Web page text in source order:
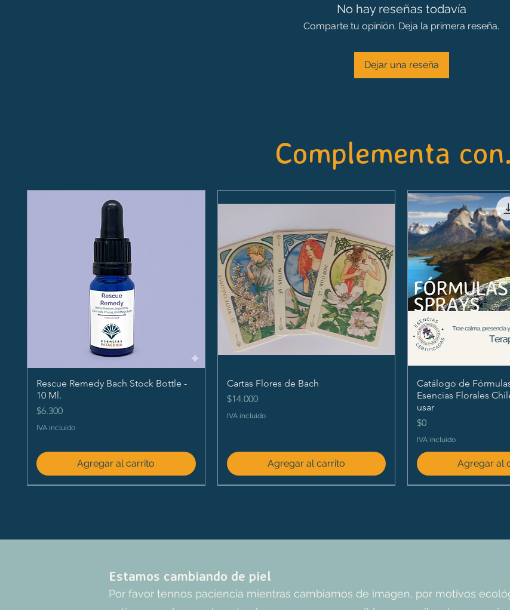
No hay reseñas todavía
Comparte tu opinión. Deja la primera reseña.
Dejar una reseña
Complementa
Rescue Remedy Bach Stock Bottle -
10 Ml.
Precio
$6.300
IVA incluido
Agregar al carrito
Cartas Flores de Bach
Precio
$14.000
IVA incluido
Agregar al carrito
Catálogo de
Esencias Florales
usar
Precio
$0
IVA incluido
Agregar al
Estamos cambiando de piel
Por favor tennos paciencia mientras cambiamos de imagen, por motivos